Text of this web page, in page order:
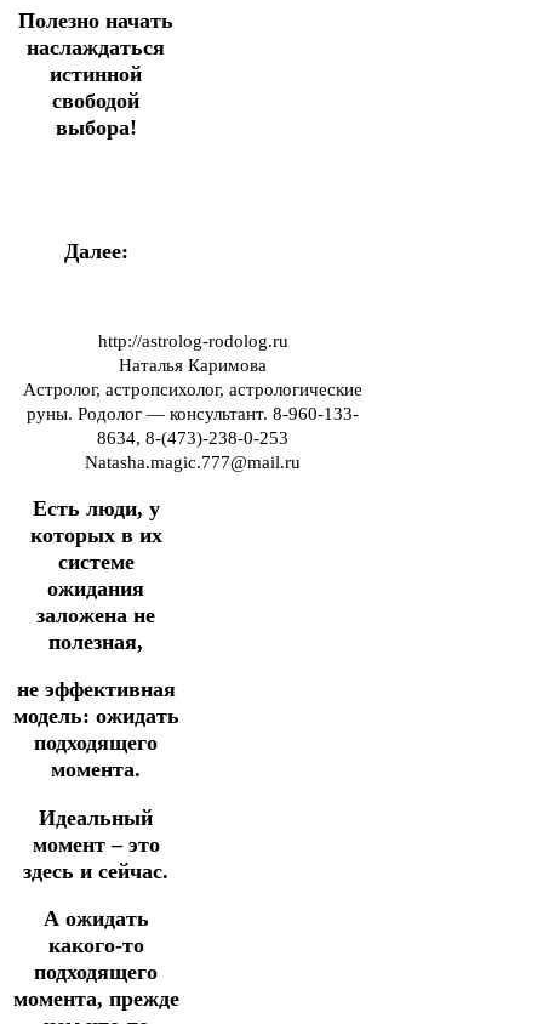
Полезно начать
наслаждаться
истинной
свободой
выбора!
Далее:
http://astrolog-rodolog.ru
Наталья Каримова
Астролог, астропсихолог, астрологические
руны. Родолог — консультант. 8-960-133-
8634, 8-(473)-238-0-253
Natasha.magic.777@mail.ru
Есть люди, у
которых в их
системе
ожидания
заложена не
полезная,
не эффективная
модель: ожидать
подходящего
момента.
Идеальный
момент – это
здесь и сейчас.
А ожидать
какого-то
подходящего
момента, прежде